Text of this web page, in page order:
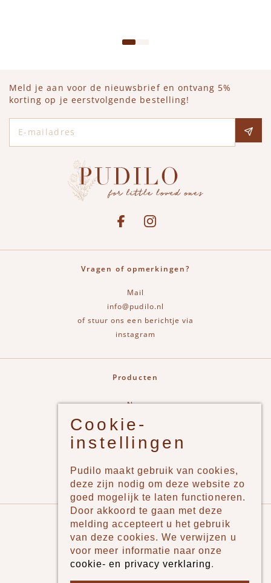
Meld je aan voor de nieuwsbrief en ontvang 5%
korting op je eerstvolgende bestelling!
See our FacebookBekijk onze Instagram pagina
Vragen of opmerkingen?
Mail
info@pudilo.nl
of stuur ons een berichtje via
instagram
Producten
New
Jongens
Meisjes
Merken
Pudilo
Over ons
Algemene voorwaarden
Cookie-
instellingen
Pudilo maakt gebruik van cookies,
deze zijn nodig om deze website zo
goed mogelijk te laten functioneren.
Door akkoord te gaan met deze
melding accepteert u het gebruik
van deze cookies. We verwijzen u
voor meer informatie naar onze
cookie- en privacy verklaring.